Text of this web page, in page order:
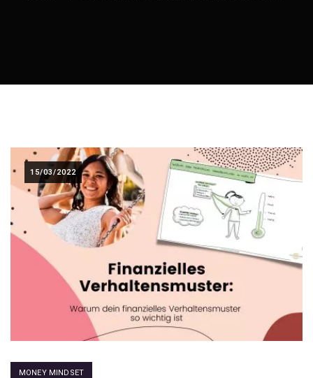
15/03/2022
MONEY MINDSET